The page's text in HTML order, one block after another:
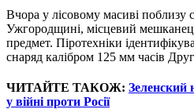
Вчора у лісовому масиві поблизу
Ужгородщині, місцевий
предмет. Піротехніки
снаряд калібром 125 мм часів
ЧИТАЙТЕ ТАКОЖ: Зеленский
у війні проти Росії